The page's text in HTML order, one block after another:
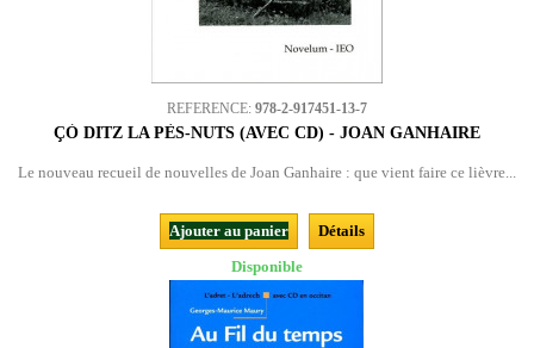
REFERENCE: 978-2-917451-13-7
ÇÒ DITZ LA PÈS-NUTS (AVEC CD) - JOAN GANHAIRE
Le nouveau recueil de nouvelles de Joan Ganhaire : que vient faire ce lièvre...
Ajouter au panier
Détails
Disponible